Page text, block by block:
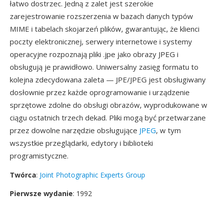
łatwo dostrzec. Jedną z zalet jest szerokie
zarejestrowanie rozszerzenia w bazach danych typów
MIME i tabelach skojarzeń plików, gwarantując, że klienci
poczty elektronicznej, serwery internetowe i systemy
operacyjne rozpoznają pliki .jpe jako obrazy JPEG i
obsługują je prawidłowo. Uniwersalny zasięg formatu to
kolejna zdecydowana zaleta — JPE/JPEG jest obsługiwany
dosłownie przez każde oprogramowanie i urządzenie
sprzętowe zdolne do obsługi obrazów, wyprodukowane w
ciągu ostatnich trzech dekad. Pliki mogą być przetwarzane
przez dowolne narzędzie obsługujące JPEG, w tym
wszystkie przeglądarki, edytory i biblioteki
programistyczne.
Twórca: Joint Photographic Experts Group
Pierwsze wydanie: 1992